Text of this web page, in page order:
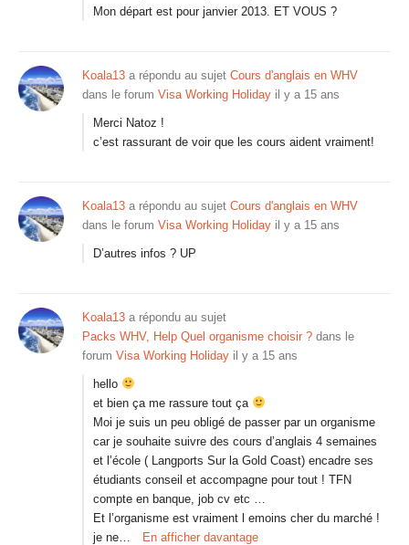
Mon départ est pour janvier 2013. ET VOUS ?
Koala13 a répondu au sujet Cours d'anglais en WHV
dans le forum Visa Working Holiday il y a 15 ans
Merci Natoz !
c’est rassurant de voir que les cours aident vraiment!
Koala13 a répondu au sujet Cours d'anglais en WHV
dans le forum Visa Working Holiday il y a 15 ans
D’autres infos ? UP
Koala13 a répondu au sujet
Packs WHV, Help Quel organisme choisir ? dans le
forum Visa Working Holiday il y a 15 ans
hello
et bien ça me rassure tout ça
Moi je suis un peu obligé de passer par un organisme
car je souhaite suivre des cours d’anglais 4 semaines
et l’école ( Langports Sur la Gold Coast) encadre ses
étudiants conseil et accompagne pour tout ! TFN
compte en banque, job cv etc …
Et l’organisme est vraiment l emoins cher du marché !
je ne…
En afficher davantage